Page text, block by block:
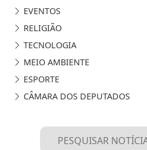
EVENTOS
RELIGIÃO
TECNOLOGIA
MEIO AMBIENTE
ESPORTE
CÂMARA DOS DEPUTADOS